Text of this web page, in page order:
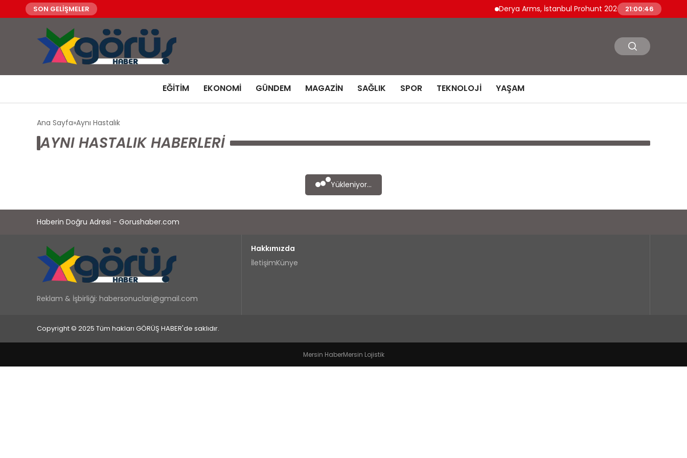
SON GELİŞMELER Derya Arms, İstanbul Prohunt 2026’da yeni nesil
21:00:46
EĞITIM EKONOMI GÜNDEM MAGAZIN SAĞLIK SPOR TEKNOLOJI YAŞAM
Ana Sayfa Aynı Hastalık
AYNI HASTALIK HABERLERI
Yükleniyor...
Haberin Doğru Adresi - Gorushaber.com
Reklam & İşbirliği: habersonuclari@gmail.com
Hakkımızda
İletişimKünye
Copyright © 2025 Tüm hakları GÖRÜŞ HABER'de saklıdır.
Mersin HaberMersin Lojistik